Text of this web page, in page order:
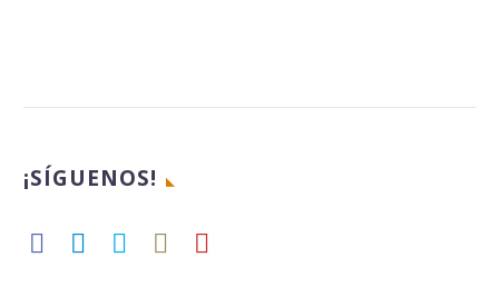
Fibrosis Quística con
enfermedad
¡SÍGUENOS!